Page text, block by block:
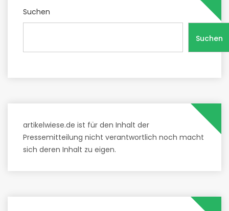
Suchen
Suchen
artikelwiese.de ist für den Inhalt der
Pressemitteilung nicht verantwortlich noch macht
sich deren Inhalt zu eigen.